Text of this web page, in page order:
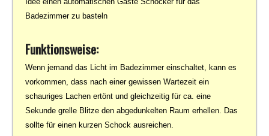
Badezimmer zu basteln
Funktionsweise:
Wenn jemand das Licht im Badezimmer einschaltet, kann es
vorkommen, dass nach einer gewissen Wartezeit ein
schauriges Lachen ertönt und gleichzeitig für ca. eine
Sekunde grelle Blitze den abgedunkelten Raum erhellen. Das
sollte für einen kurzen Schock ausreichen.